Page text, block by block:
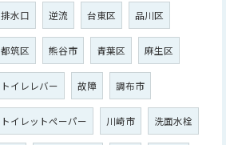
排水口 逆流 台東区 品川区
都筑区 熊谷市 青葉区 麻生区
トイレレバー 故障 調布市
トイレットペーパー 川崎市 洗面水栓